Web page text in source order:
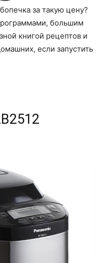
за такую цену?
большим
книгой рецептов и
если запустить